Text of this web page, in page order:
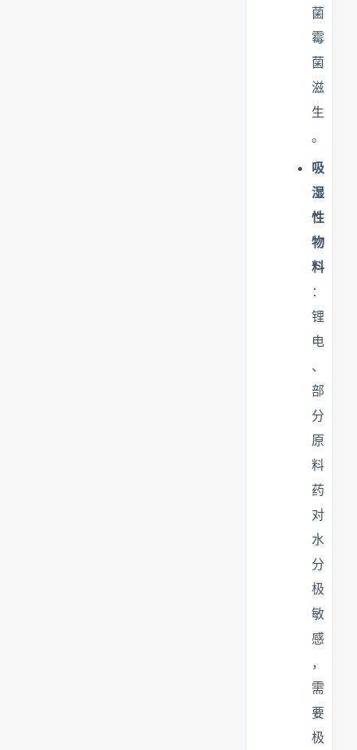
菌
霉
菌
滋
生
。
吸
湿
性
物
料
：
锂
电
、
部
分
原
料
药
对
水
分
极
敏
感
，
需
要
极